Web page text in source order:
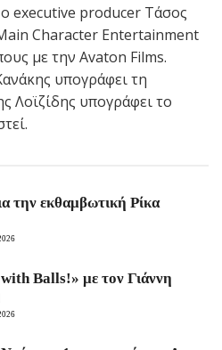
executive producer Τάσος
Character Entertainment
με την Avaton Films.
υπογράφει τη
Λοϊζίδης υπογράφει το
την εκθαμβωτική Ρίκα
Balls!» με τον Γιάννη